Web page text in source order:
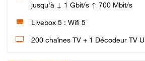
jusqu'à ↓ 1 Gbit/s ↑ 700 Mbit/s
Livebox 5 : Wifi 5
200 chaînes TV + 1 Décodeur TV